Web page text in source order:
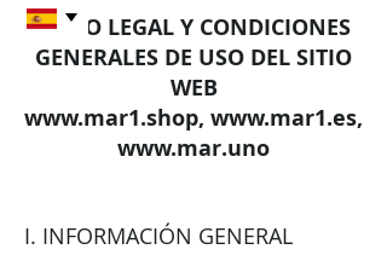
AVISO LEGAL Y CONDICIONES
GENERALES DE USO DEL SITIO
WEB
www.mar1.shop, www.mar1.es,
www.mar.uno
I. INFORMACIÓN GENERAL